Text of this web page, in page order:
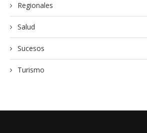
Regionales
Salud
Sucesos
Turismo